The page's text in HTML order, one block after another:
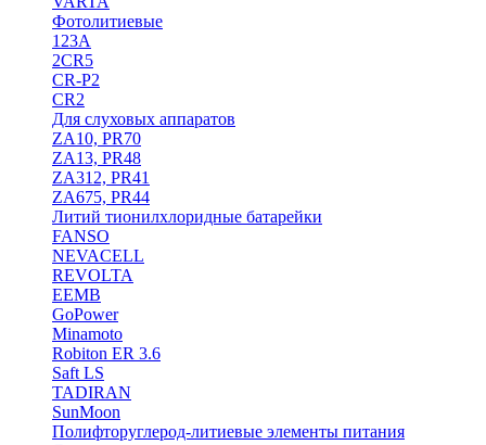
Фотолитиевые
123A
2CR5
CR-P2
CR2
Для слуховых аппаратов
ZA10, PR70
ZA13, PR48
ZA312, PR41
ZA675, PR44
Литий тионилхлоридные батарейки
FANSO
NEVACELL
REVOLTA
EEMB
GoPower
Minamoto
Robiton ER 3.6
Saft LS
TADIRAN
SunMoon
Полифторуглерод-литиевые элементы питания